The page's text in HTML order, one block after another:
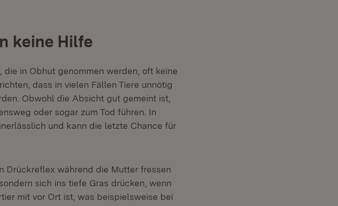
keine Hilfe
in Obhut genommen werden, oft keine
dass in vielen Fällen Tiere unnötig
Obwohl die Absicht gut gemeint ist,
oder sogar zum Tod führen. In
und kann die letzte Chance für
Drückreflex während die Mutter fressen
sich ins tiefe Gras drücken, wenn
mit vor Ort ist, was beispielsweise bei